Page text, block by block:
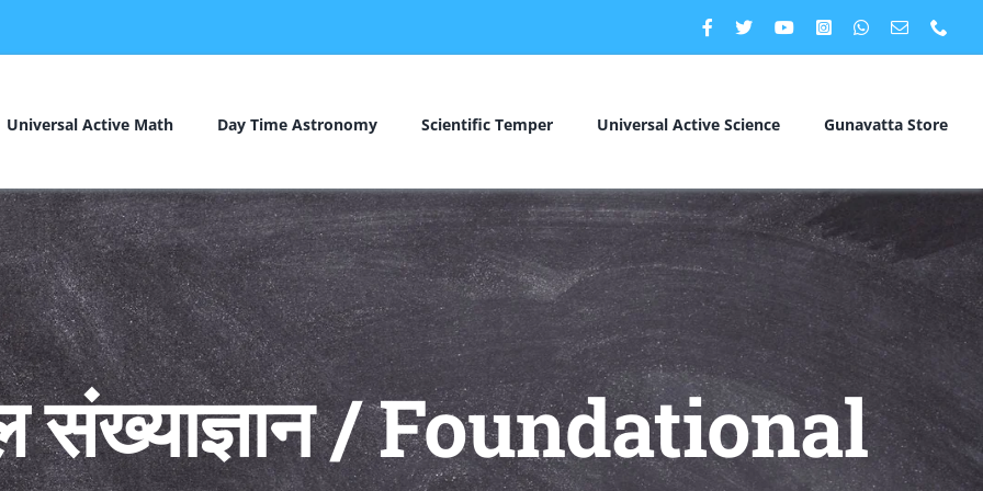
Universal Active Math Day Time Astronomy Scientific Temper Universal Active Science Gunavatta Store
संख्याज्ञान / Foundational